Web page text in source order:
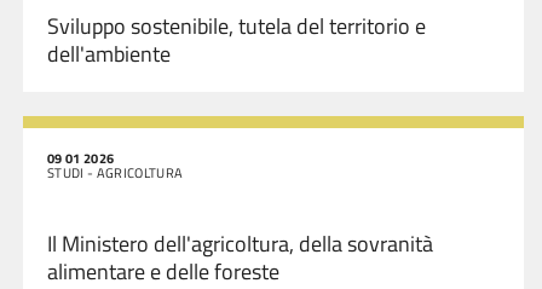
Sviluppo sostenibile, tutela del territorio e
dell'ambiente
09 01 2026
STUDI - AGRICOLTURA
Il Ministero dell'agricoltura, della sovranità
alimentare e delle foreste